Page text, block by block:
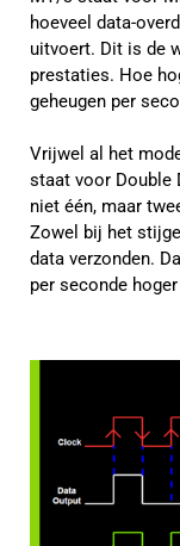
hoeveel data-
uitvoert. Dit is de
prestaties. Hoe
geheugen per
Vrijwel al het
staat voor Double
niet één, maar
Zowel bij het
data verzonden.
per seconde